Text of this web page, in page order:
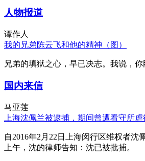
人物报道
谭作人
我的兄弟陈云飞和他的精神（图）
兄弟的填狱之心，早已决志。我说，
国内来信
马亚莲
上海沈佩兰被逮捕，期间曾遭看守所虐
自2016年2月22日上海闵行区维权者
上午，沈的律师告知：沈已被批捕。